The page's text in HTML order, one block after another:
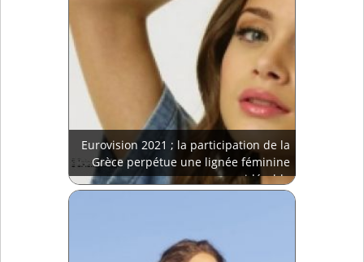
Eurovision 2021 ; la participation de la
Grèce perpétue une lignée féminine
considérable